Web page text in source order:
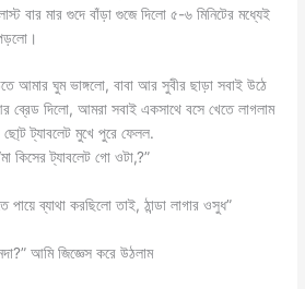
বার মার গুদে বাঁড়া গুজে দিলো ৫-৬ মিনিটের মধ্যেই
আমার ঘুম ভাঙ্গলো, বাবা আর সুবীর ছাড়া সবাই উঠে
ব্রেড দিলো, আমরা সবাই একসাথে বসে খেতে লাগলাম
ছো্ট ট্যাবলেট মুখে পুরে ফেলল.
কিসের ট্যাবলেট গো ওটা,?”
ব্যাথা করছিলো তাই, ঠান্ডা লাগার ওসুধ”
আমি জিজ্ঞেস করে উঠলাম